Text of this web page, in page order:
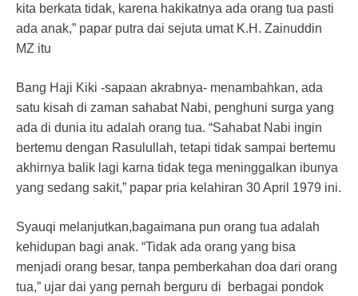
kita berkata tidak, karena hakikatnya ada orang tua pasti
ada anak,” papar putra dai sejuta umat K.H. Zainuddin
MZ itu
Bang Haji Kiki -sapaan akrabnya- menambahkan, ada
satu kisah di zaman sahabat Nabi, penghuni surga yang
ada di dunia itu adalah orang tua. “Sahabat Nabi ingin
bertemu dengan Rasulullah, tetapi tidak sampai bertemu
akhirnya balik lagi karna tidak tega meninggalkan ibunya
yang sedang sakit,” papar pria kelahiran 30 April 1979 ini.
Syauqi melanjutkan,bagaimana pun orang tua adalah
kehidupan bagi anak. “Tidak ada orang yang bisa
menjadi orang besar, tanpa pemberkahan doa dari orang
tua,” ujar dai yang pernah berguru di berbagai pondok